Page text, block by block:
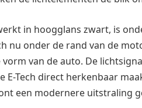
in hoogglans zwart, is
nu onder de rand van de
van de auto. De
E-Tech direct herkenbaar
een modernere uitstraling